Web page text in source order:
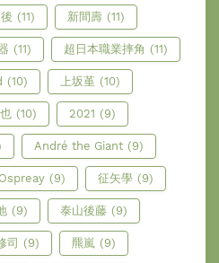
(11) 新間壽 (11)
(11) 超日本職業摔角 (11)
(10) 上坂堇 (10)
(10) 2021 (9)
André the Giant (9)
(9) 征矢學 (9)
(9) 泰山後藤 (9)
司 (9) 羆嵐 (9)